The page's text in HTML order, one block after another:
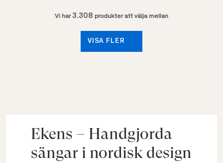
Vi har 3.308 produkter att välja mellan
VISA FLER
Ekens – Handgjorda
sängar i nordisk design